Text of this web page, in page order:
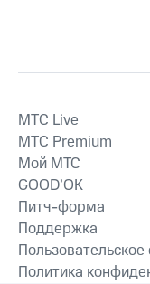
MTС Live
MTС Premium
Мой МТС
GOOD’OK
Питч-форма
Поддержка
Политика